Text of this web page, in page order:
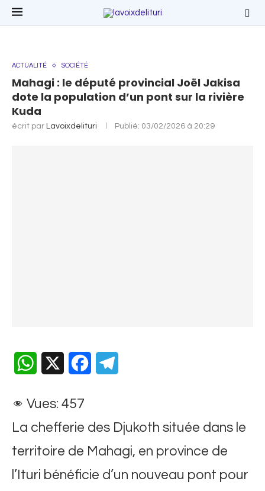
ACTUALITÉ SOCIÉTÉ
Mahagi : le député provincial Joël Jakisa
dote la population d’un pont sur la rivière
Kuda
écrit par Lavoixdelituri Publié: 03/02/2026 à 20:29
WhatsApp Facebook
Vues: 457
La chefferie des Djukoth située dans le
territoire de Mahagi, en province de
l’Ituri bénéficie d’un nouveau pont pour